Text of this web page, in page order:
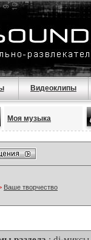
Видеоклипы
Моя музыка
Ваше творчество